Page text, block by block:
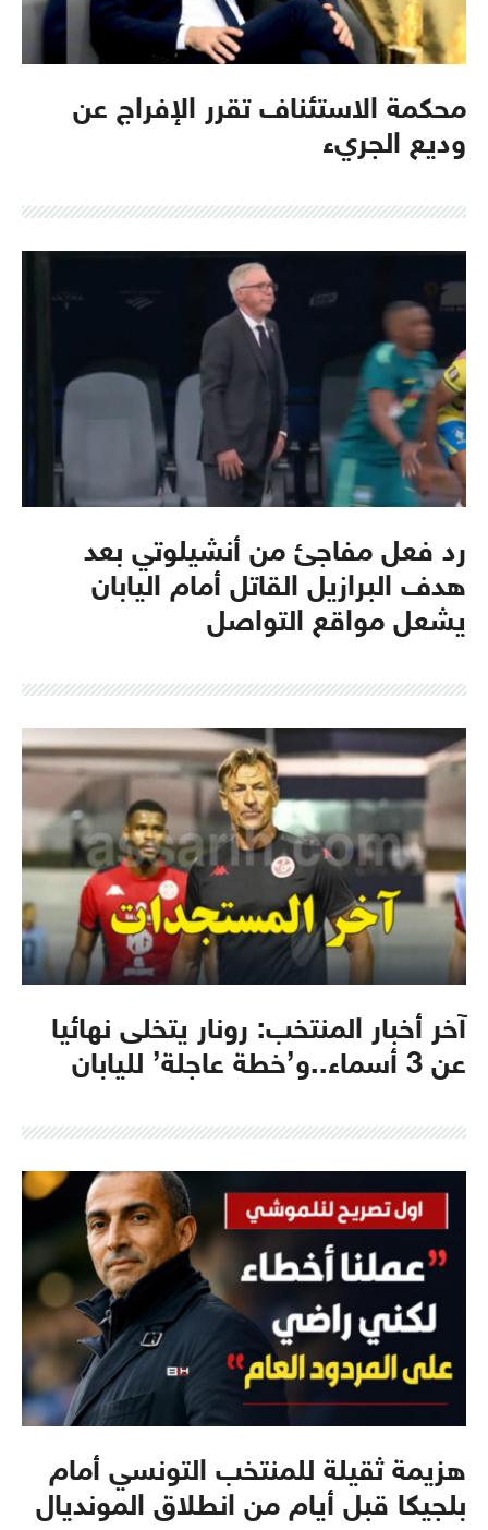
محكمة الاستئناف تقرر الإفراج عن
وديع الجريء
رد فعل مفاجئ من أنشيلوتي بعد
هدف البرازيل القاتل أمام اليابان
يشعل مواقع التواصل
آخر أخبار المنتخب: رونار يتخلى نهائيا
عن 3 أسماء..و’خطة عاجلة’ لليابان
هزيمة ثقيلة للمنتخب التونسي أمام
بلجيكا قبل أيام من انطلاق المونديال